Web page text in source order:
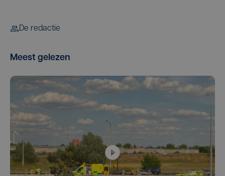
De redactie
Meest gelezen